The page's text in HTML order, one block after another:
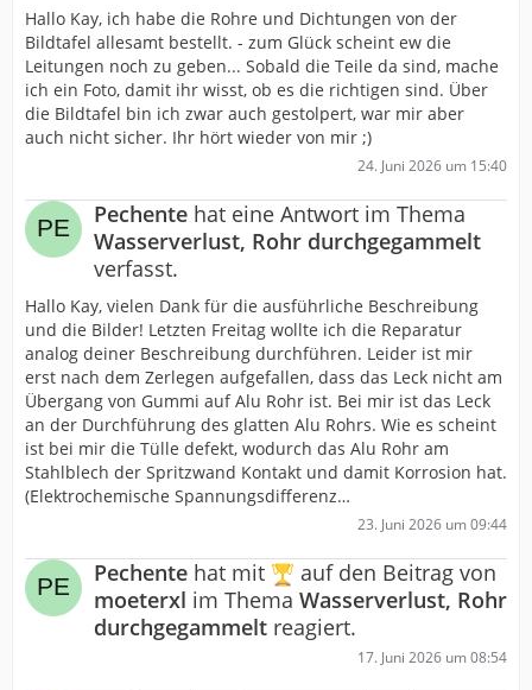
Hallo Kay, ich habe die Rohre und Dichtungen von der
Bildtafel allesamt bestellt. - zum Glück scheint ew die
Leitungen noch zu geben... Sobald die Teile da sind, mache
ich ein Foto, damit ihr wisst, ob es die richtigen sind. Über
die Bildtafel bin ich zwar auch gestolpert, war mir aber
auch nicht sicher. Ihr hört wieder von mir ;)
24. Juni 2026 um 15:40
Pechente hat eine Antwort im Thema
Wasserverlust, Rohr durchgegammelt
verfasst.
Hallo Kay, vielen Dank für die ausführliche Beschreibung
und die Bilder! Letzten Freitag wollte ich die Reparatur
analog deiner Beschreibung durchführen. Leider ist mir
erst nach dem Zerlegen aufgefallen, dass das Leck nicht am
Übergang von Gummi auf Alu Rohr ist. Bei mir ist das Leck
an der Durchführung des glatten Alu Rohrs. Wie es scheint
ist bei mir die Tülle defekt, wodurch das Alu Rohr am
Stahlblech der Spritzwand Kontakt und damit Korrosion hat.
(Elektrochemische Spannungsdifferenz…
23. Juni 2026 um 09:44
Pechente hat mit
auf den Beitrag von
moeterxl im Thema Wasserverlust, Rohr
durchgegammelt reagiert.
17. Juni 2026 um 08:54